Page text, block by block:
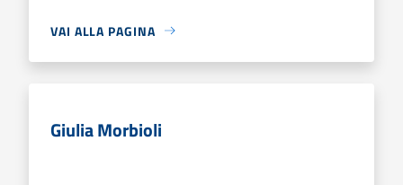
VAI ALLA PAGINA
Giulia Morbioli